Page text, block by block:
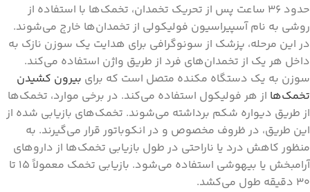
حدود 36 ساعت پس از تحریک تخمدان، تخمک‌ها با استفاده از
روشی به نام آسپیراسیون فولیکولی از تخمدان‌ها خارج می‌شوند.
در این مرحله، پزشک از سونوگرافی برای هدایت یک سوزن نازک به
داخل هر یک از تخمدان‌های فرد از طریق واژن استفاده می‌کند.
سوزن به یک دستگاه مکنده متصل است که برای بیرون کشیدن
تخمک‌ها از هر فولیکول استفاده می‌کند. در برخی موارد، تخمک‌ها
از طریق دیواره شکم برداشته می‌شوند. تخمک‌های بازیابی شده از
این طریق، در ظروف مخصوص و در انکوباتور قرار می‌گیرند. به
منظور کاهش درد یا ناراحتی در طول بازیابی تخمک‌ها از داروهای
آرامبخش یا بیهوشی استفاده می‌شود. بازیابی تخمک معمولاً 15 تا
30 دقیقه طول می‌کشد.